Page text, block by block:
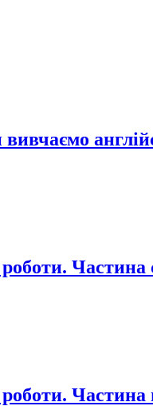
роботи.
роботи.